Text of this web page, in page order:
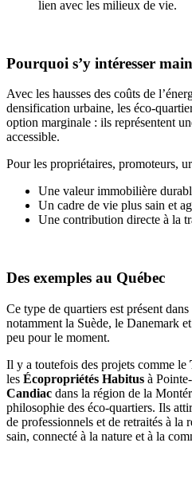
lien avec les milieux de vie.
Pourquoi s’y intéresser
Avec les hausses des coûts de
densification urbaine, les éco-
option marginale : ils représentent
accessible.
Pour les propriétaires, promoteurs,
Une valeur immobilière
Un cadre de vie plus sain et
Une contribution directe à la
Des exemples au Québec
Ce type de quartiers est présent
notamment la Suède, le Danemark
peu pour le moment.
Il y a toutefois des projets comme le
les Écopropriétés Habitus à
Candiac dans la région de la
philosophie des éco-quartiers. Ils
de professionnels et de retraités à la
sain, connecté à la nature et à la